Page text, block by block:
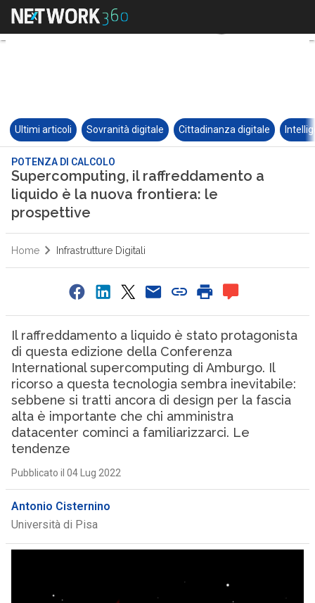
Ultimi articoli Sovranità digitale Cittadinanza digitale
POTENZA DI CALCOLO
Supercomputing, il raffreddamento a
liquido è la nuova frontiera: le
prospettive
Home Infrastrutture Digitali
Il raffreddamento a liquido è stato protagonista
di questa edizione della Conferenza
International supercomputing di Amburgo. Il
ricorso a questa tecnologia sembra inevitabile:
sebbene si tratti ancora di design per la fascia
alta è importante che chi amministra
datacenter cominci a familiarizzarci. Le
tendenze
Pubblicato il 04 Lug 2022
Antonio Cisternino
Università di Pisa